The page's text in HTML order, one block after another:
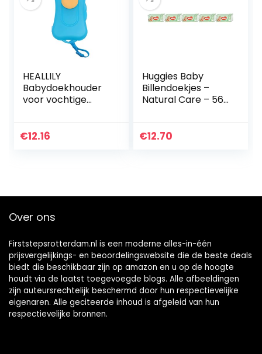
HEALLILY
Babydoekhouder
voor vochtige
€12.16
Huggies Baby
Billendoekjes –
Natural Care – 560
Voordeelverpakkin
€12.70
Over ons
Firststepsrotterdam.nl is een moderne alles-in-één
prijsvergelijkings- en beoordelingswebsite die de beste deals
biedt die beschikbaar zijn op amazon en u op de hoogte
houdt via de laatst toegevoegde blogs. Alle afbeeldingen
zijn auteursrechtelijk beschermd door hun respectievelijke
eigenaren. Alle geciteerde inhoud is afgeleid van hun
respectievelijke bronnen.